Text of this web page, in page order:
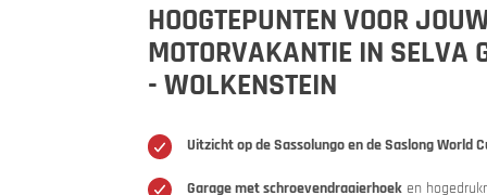
Een motor
HOOGTEPUNTEN VOOR
MOTORVAKANTIE IN SELVA
- WOLKENSTEIN
Uitzicht op de Sassolungo en de Saslong World
Garage met schroevendraaierhoek en